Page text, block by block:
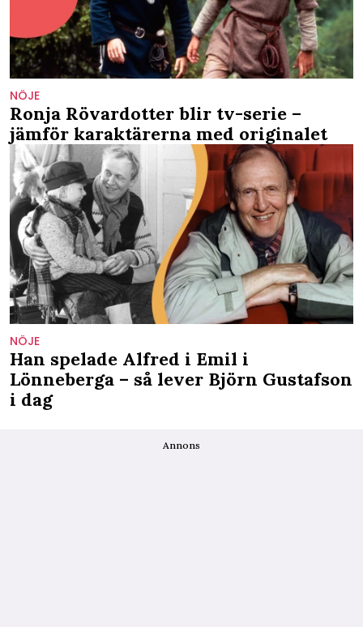
NÖJE
Ronja Rövardotter blir tv-serie –
jämför karaktärerna med originalet
NÖJE
Han spelade Alfred i Emil i
Lönneberga – så lever Björn Gustafson
i dag
Annons